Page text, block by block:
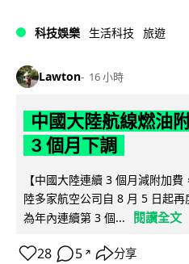
科技娛樂 生活科技 旅遊
Lawton 16 小時
中國大陸航線燃油
3 個月下調
【中國大陸連續 3 個月減附加
陸多家航空公司自 8 月 5 日起再
為年內連續第 3 個...
閱讀全文
28 5 ↗ 分享